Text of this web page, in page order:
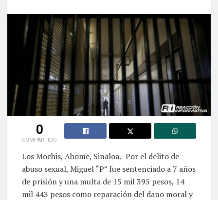
0
COMPARTIDO
Los Mochis, Ahome, Sinaloa.- Por el delito de
abuso sexual, Miguel “P” fue sentenciado a 7 años
de prisión y una multa de 15 mil 395 pesos, 14
mil 443 pesos como reparación del daño moral y